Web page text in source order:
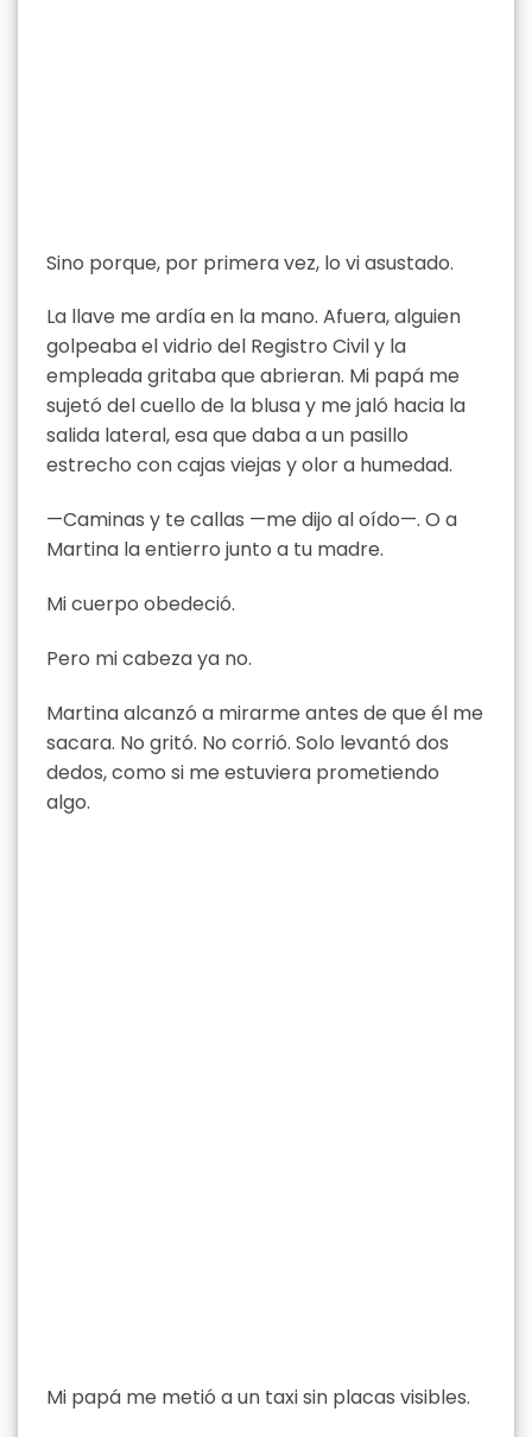
Sino porque, por primera vez, lo vi asustado.
La llave me ardía en la mano. Afuera, alguien
golpeaba el vidrio del Registro Civil y la
empleada gritaba que abrieran. Mi papá me
sujetó del cuello de la blusa y me jaló hacia la
salida lateral, esa que daba a un pasillo
estrecho con cajas viejas y olor a humedad.
—Caminas y te callas —me dijo al oído—. O a
Martina la entierro junto a tu madre.
Mi cuerpo obedeció.
Pero mi cabeza ya no.
Martina alcanzó a mirarme antes de que él me
sacara. No gritó. No corrió. Solo levantó dos
dedos, como si me estuviera prometiendo
algo.
Mi papá me metió a un taxi sin placas visibles.